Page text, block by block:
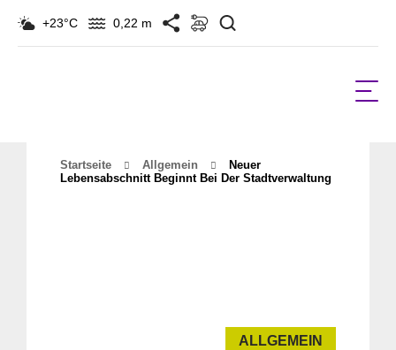
+23°C 0,22 m
Startseite Allgemein
Neuer
Lebensabschnitt Beginnt Bei Der Stadtverwaltung
ALLGEMEIN